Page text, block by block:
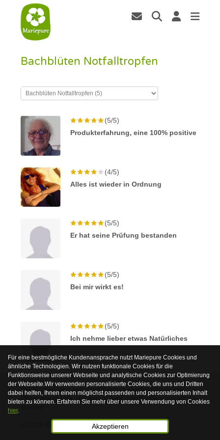
Bachblüten Notfalltropfen
(5/5)
Produkterfahrung, eine 100% positive
(4/5)
Alles ist wieder in Ordnung
(5/5)
Er hat seine Prüfung bestanden
(5/5)
Bei mir wirkt es!
(5/5)
Ich nehme lieber etwas Natürliches
Bachblüten sind kein Medikament sondern harmlose
Pflanzenextrakte, die man nimmt, um die Gesundheit zu
© 2026 Mariepure - WebdesignPubli4u
Für eine bestmögliche Kundenansprache nutzt Mariepure Cookies und
ähnliche Technologien. Wir nutzen funktionale Cookies für die
Funktionsweise unserer Webseite und analytische Cookies zur Optimierung
der Webseite.Wir verwenden personalisierte Cookies, die uns und Dritten
dabei helfen, Ihnen einen möglichst passenden und personalisierten Inhalt
bieten zu können. Erfahren Sie mehr über unsere Verwendung von Cookies
hier.
Akzeptieren